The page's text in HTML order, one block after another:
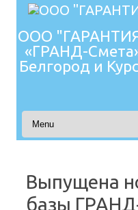
ООО
«ГРАНД-
Белгород и
Перейти к содержимому
Выпущена
базы